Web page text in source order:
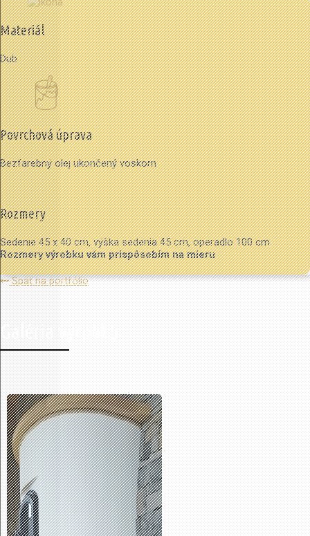
Materiál
Dub
Povrchová úprava
Bezfarebný olej ukončený voskom
Rozmery
Sedenie 45 x 40 cm, výška sedenia 45 cm, operadlo 100 cm
Rozmery výrobku vám prispôsobím na mieru
Späť na portfólio